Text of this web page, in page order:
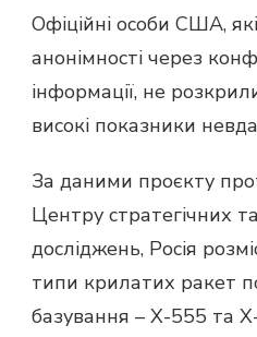
Офіційні особи США,
анонімності через
інформації, не
високі показники
За даними проєкту
Центру стратегічних
досліджень, Росія
типи крилатих ракет
базування – Х-555 та